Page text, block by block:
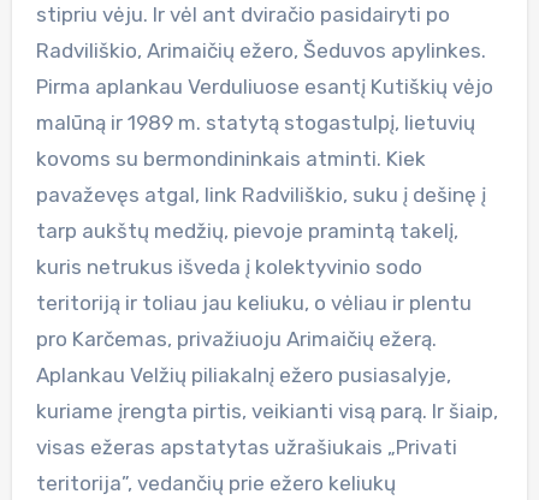
stipriu vėju. Ir vėl ant dviračio pasidairyti po
Radviliškio, Arimaičių ežero, Šeduvos apylinkes.
Pirma aplankau Verduliuose esantį Kutiškių vėjo
malūną ir 1989 m. statytą stogastulpį, lietuvių
kovoms su bermondininkais atminti. Kiek
pavaževęs atgal, link Radviliškio, suku į dešinę į
tarp aukštų medžių, pievoje pramintą takelį,
kuris netrukus išveda į kolektyvinio sodo
teritoriją ir toliau jau keliuku, o vėliau ir plentu
pro Karčemas, privažiuoju Arimaičių ežerą.
Aplankau Velžių piliakalnį ežero pusiasalyje,
kuriame įrengta pirtis, veikianti visą parą. Ir šiaip,
visas ežeras apstatytas užrašiukais „Privati
teritorija”, vedančių prie ežero keliukų